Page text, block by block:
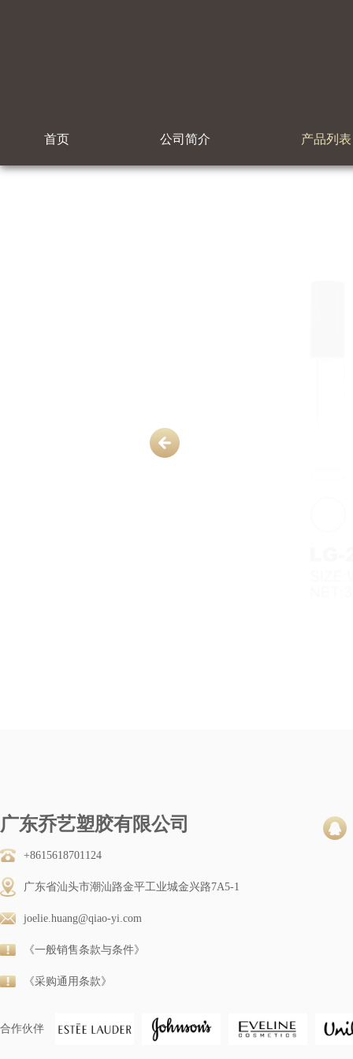
首页 公司简介 产品列表
广东乔艺塑胶有限公司
+8615618701124
广东省汕头市潮汕路金平工业城金兴路7A5-1
joelie.huang@qiao-yi.com
《一般销售条款与条件》
《采购通用条款》
合作伙伴